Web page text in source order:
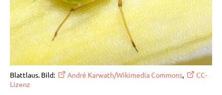
Blattlaus. Bild: André Karwath/Wikimedia Commons,
CC-
Lizenz